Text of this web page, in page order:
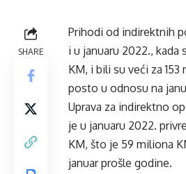
SHARE
Prihodi od indirektnih
i u januaru 2022.,
KM, i bili su veći za
posto u odnosu na
Uprava za indirektno
je u januaru 2022.
KM, što je 59 miliona
januar prošle godine.